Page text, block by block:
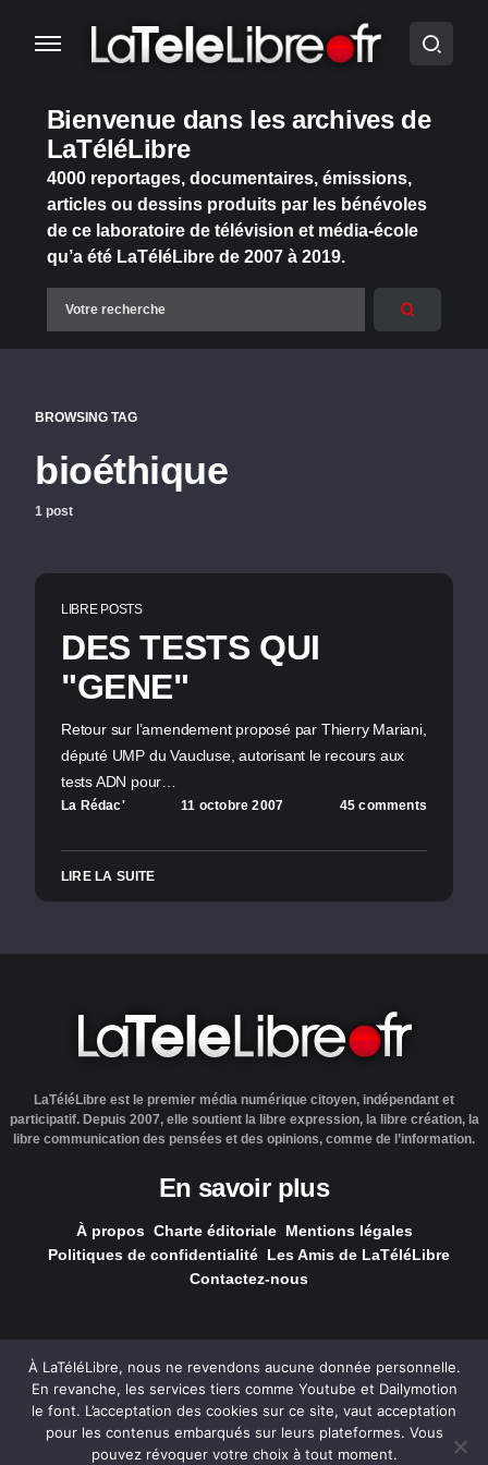
Bienvenue dans les archives de
LaTéléLibre
4000 reportages, documentaires, émissions,
articles ou dessins produits par les bénévoles
de ce laboratoire de télévision et média-école
qu’a été LaTéléLibre de 2007 à 2019.
BROWSING TAG
bioéthique
1 post
LIBRE POSTS
DES TESTS QUI
"GENE"
Retour sur l’amendement proposé par Thierry Mariani,
député UMP du Vaucluse, autorisant le recours aux
tests ADN pour…
La Rédac' 11 octobre 2007 45 comments
LIRE LA SUITE
LaTéléLibre est le premier média numérique citoyen, indépendant et
participatif. Depuis 2007, elle soutient la libre expression, la libre création, la
libre communication des pensées et des opinions, comme de l’information.
En savoir plus
À propos Charte éditoriale Mentions légales
Politiques de confidentialité Les Amis de LaTéléLibre
Contactez-nous
LaTéléLibre.fr, ce site a été réalisé par l'agenceNOUS, Ouvert,
Utile & Simple
À LaTéléLibre, nous ne revendons aucune donnée personnelle.
En revanche, les services tiers comme Youtube et Dailymotion
le font. L’acceptation des cookies sur ce site, vaut acceptation
pour les contenus embarqués sur leurs plateformes. Vous
pouvez révoquer votre choix à tout moment.